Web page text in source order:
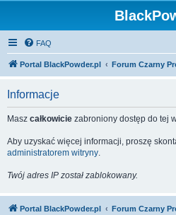
FAQ
Portal BlackPowder.pl Forum Czarny
Informacje
Masz całkowicie zabroniony dostęp do tej
Aby uzyskać więcej informacji, proszę
administratorem witryny.
Twój adres IP został zablokowany.
Portal BlackPowder.pl Forum Czarny